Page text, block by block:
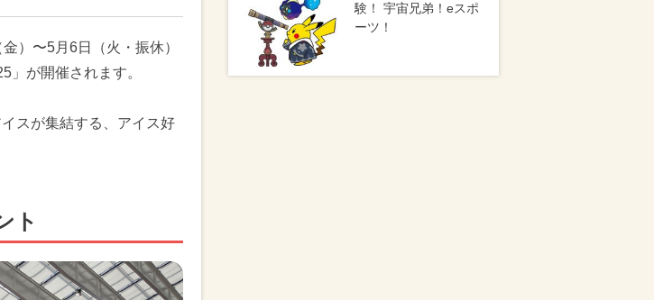
）〜5月6日（火・振休）
」が開催されます。
スが集結する、アイス好
ト
験！ 宇宙兄弟！eスポ
ーツ！